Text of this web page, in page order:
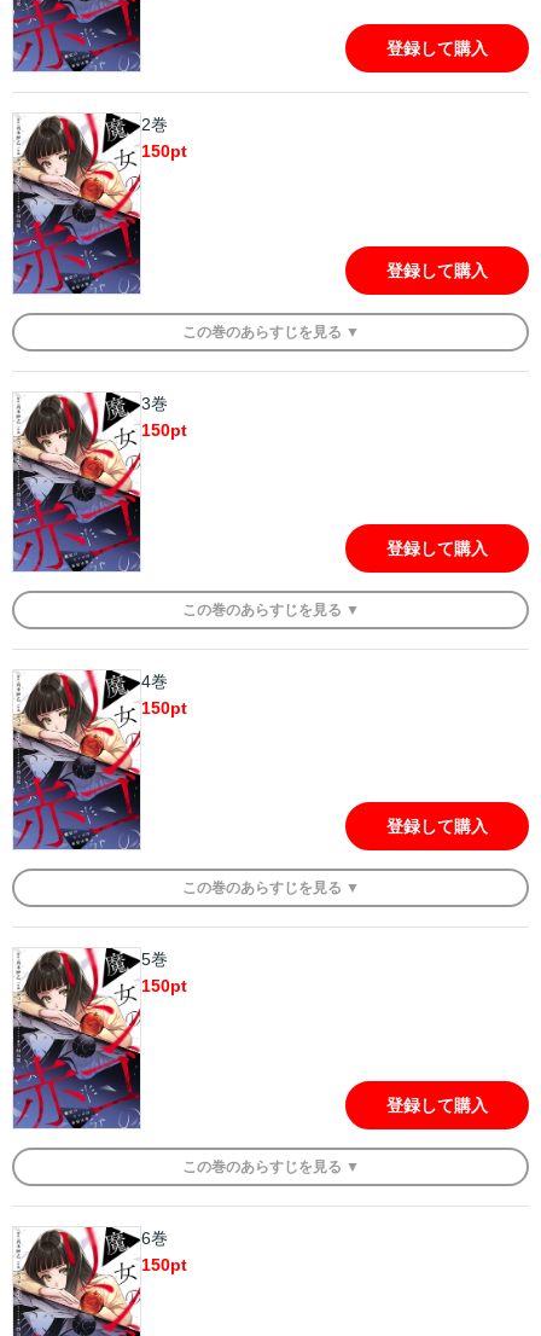
き止めることはできるのか、そして「彼」との約束の行方は――。
登録して購入
2巻
150pt
登録して購入
この巻のあらすじを 見る ▼
3巻
150pt
登録して購入
この巻のあらすじを 見る ▼
4巻
150pt
登録して購入
この巻のあらすじを 見る ▼
5巻
150pt
登録して購入
この巻のあらすじを 見る ▼
6巻
150pt